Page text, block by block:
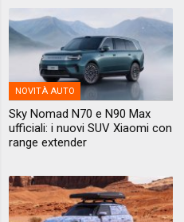
NOVITÀ AUTO
Sky Nomad N70 e N90 Max
ufficiali: i nuovi SUV Xiaomi con
range extender